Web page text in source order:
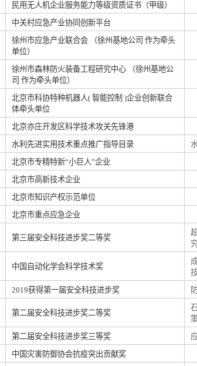
民用无人机企业服务能力等级资质证书（甲级）
中关村应急产业协同创新平台
徐州市应急产业联合会 （徐州基地公司 作为牵头
单位）
徐州市森林防火装备工程研究中心 （徐州基地公
司 作为牵头单位）
北京市科协特种机器人( 智能控制 )企业创新联合
体牵头单位
北京亦庄开发区科学技术攻关先锋港
水利先进实用技术重点推广指导目录
北京市专精特新“小巨人”企业
北京市高新技术企业
北京市知识产权示范单位
北京市重点应急企业
第三届安全科技进步奖二等奖
中国自动化学会科学技术奖
2019获得第一届安全科技进步奖
第二届安全科技进步奖二等奖
第二届安全科技进步奖三等奖
中国灾害防御协会抗疫突出贡献奖